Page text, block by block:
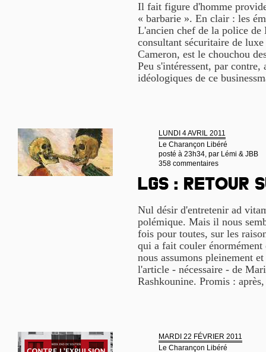
Il fait figure d'homme
« barbarie ». En clair : les
L'ancien chef de la police
consultant sécuritaire de
Cameron, est le chouchou
Peu s'intéressent, par
idéologiques de ce
LUNDI 4 AVRIL 2011
Le Charançon Libéré
posté à 23h34, par Lémi & JBB
358 commentaires
LGS : retour
Nul désir d'entretenir ad
polémique. Mais il nous
fois pour toutes, sur les
qui a fait couler
nous assumons pleinement
l'article - nécessaire - de
Rashkounine. Promis :
MARDI 22 FÉVRIER 2011
Le Charançon Libéré